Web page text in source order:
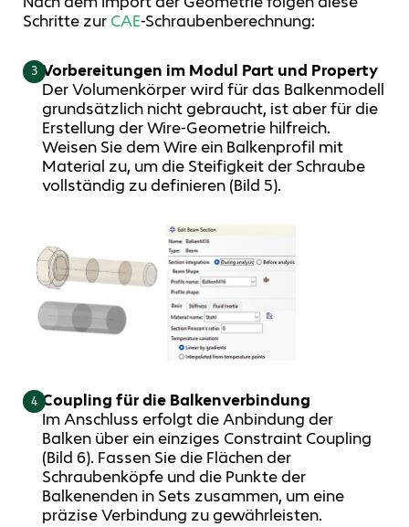
Schritte zur CAE-Schraubenberechnung:
3 Vorbereitungen im Modul Part und Property
Der Volumenkörper wird für das Balkenmodell
grundsätzlich nicht gebraucht, ist aber für die
Erstellung der Wire-Geometrie hilfreich.
Weisen Sie dem Wire ein Balkenprofil mit
Material zu, um die Steifigkeit der Schraube
vollständig zu definieren (Bild 5).
4 Coupling für die Balkenverbindung
Im Anschluss erfolgt die Anbindung der
Balken über ein einziges Constraint Coupling
(Bild 6). Fassen Sie die Flächen der
Schraubenköpfe und die Punkte der
Balkenenden in Sets zusammen, um eine
präzise Verbindung zu gewährleisten.